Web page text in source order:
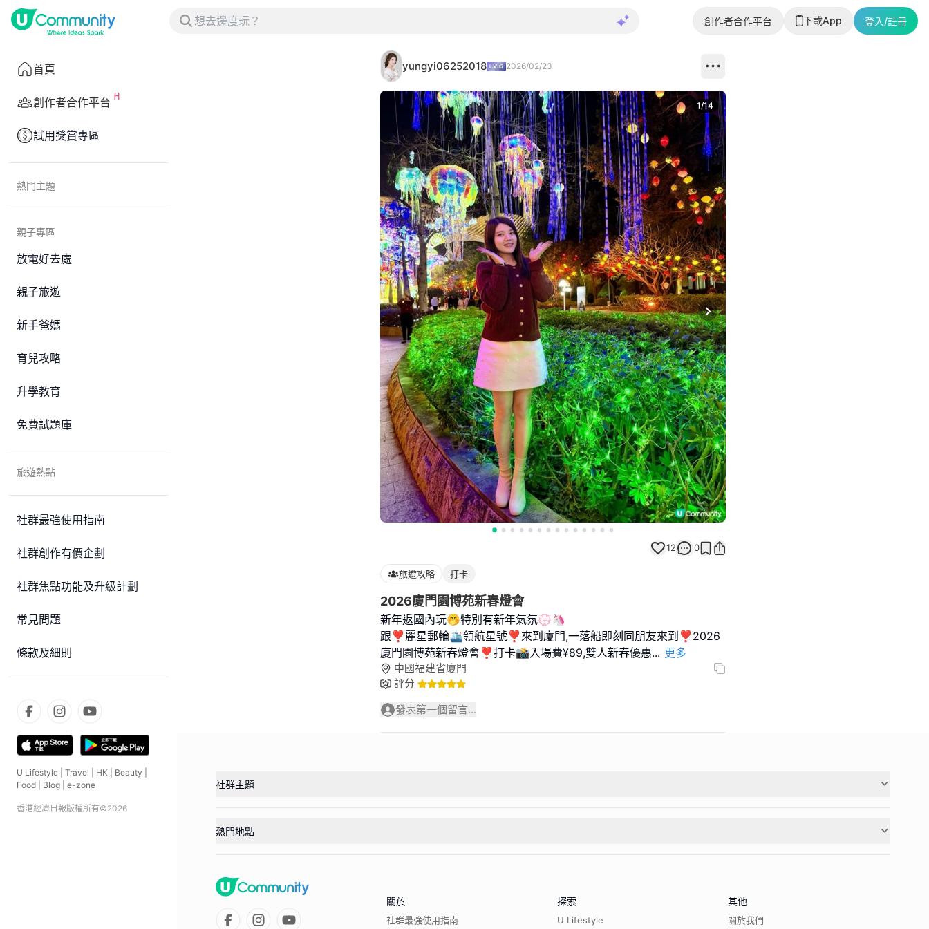
創作者合作平台 下載App 登入/註冊
首頁
創作者合作平台
試用獎賞專區
熱門主題
親子專區
放電好去處
親子旅遊
新手爸媽
育兒攻略
升學教育
免費試題庫
旅遊熱點
社群最強使用指南
社群創作有價企劃
社群焦點功能及升級計劃
常見問題
條款及細則
U Lifestyle Travel HK Beauty
Food
Blog e-zone
香港經濟日報版權所有©2026
yungyi06252018 2026/02/23
Next slide
1/14
12 0
旅遊攻略 打卡
2026廈門園博苑新春燈會
新年返國內玩🤭特別有新年氣氛💮🦄
跟❣︎麗星郵輪🛳️領航星號❣︎來到廈門,一落船即刻同朋友來到❣︎2026
廈門園博苑新春燈會❣︎打卡📸入場費¥89,雙人新春優惠... 更多
中國福建省廈門
評分
發表第一個留言...
社群主題
熱門地點
關於
社群最強使用指南
探索
U Lifestyle
其他
關於我們